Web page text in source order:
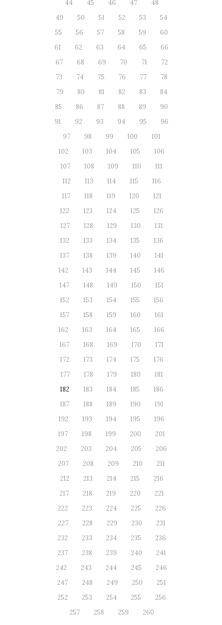
44 45 46 47
48
49
50 51 52 53
54
55
56 57 58 59
60
61
62 63 64 65
66
67
68 69 70 71
72
73
74 75 76 77
78
79
80 81 82 83
84
85
86 87 88 89
90
91
92 93 94 95
96
97
98 99 100
101
102
103 104 105
106
107
108 109 110
111
112
113 114 115
116
117
118 119 120
121
122
123 124 125
126
127
128 129 130
131
132
133 134 135
136
137
138 139 140
141
142
143 144 145
146
147
148 149 150
151
152
153 154 155
156
157
158 159 160
161
162
163 164 165
166
167
168 169 170
171
172
173 174 175
176
177
178 179 180
181
182
183 184 185
186
187
188 189 190
191
192
193 194 195
196
197
198 199 200
201
202
203 204 205
206
207
208 209 210
211
212
213 214 215
216
217
218 219 220
221
222
223 224 225
226
227
228 229 230
231
232
233 234 235
236
237
238 239 240
241
242
243 244 245
246
247
248 249 250
251
252
253 254 255
256
257
258 259 260